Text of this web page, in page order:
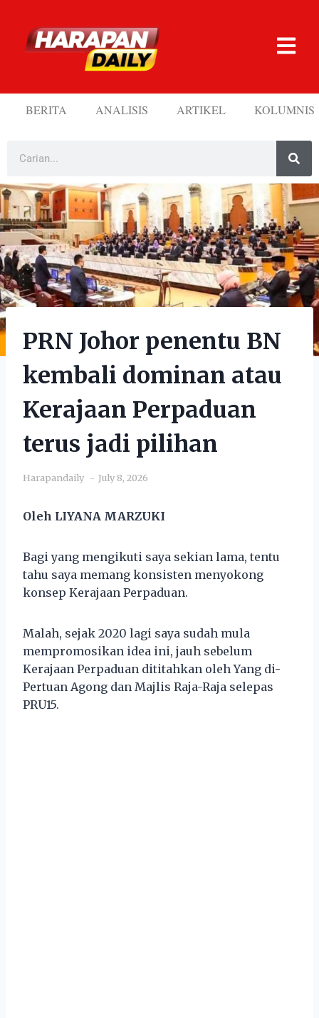
BERITA ANALISIS ARTIKEL KOLUMNIS
PRN Johor penentu BN
kembali dominan atau
Kerajaan Perpaduan
terus jadi pilihan
Harapandaily July 8, 2026
Oleh LIYANA MARZUKI
Bagi yang mengikuti saya sekian lama, tentu
tahu saya memang konsisten menyokong
konsep Kerajaan Perpaduan.
Malah, sejak 2020 lagi saya sudah mula
mempromosikan idea ini, jauh sebelum
Kerajaan Perpaduan dititahkan oleh Yang di-
Pertuan Agong dan Majlis Raja-Raja selepas
PRU15.